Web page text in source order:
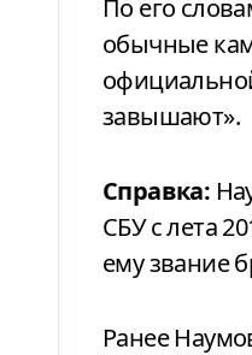
По его
обычные
завышают».
Справка:
СБУ с лета
ему звание
Ранее